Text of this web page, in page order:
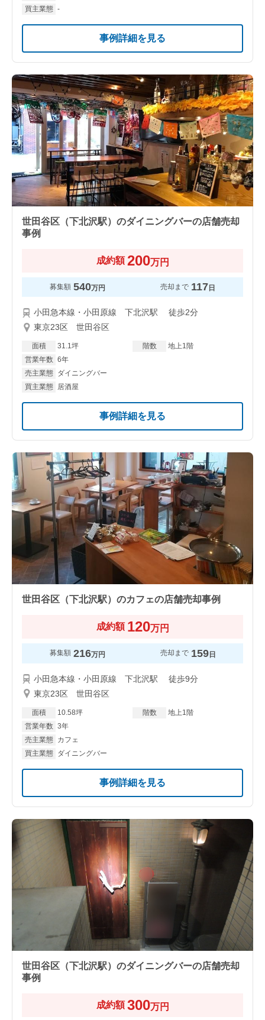
買主業態 -
事例詳細を見る
世田谷区（下北沢駅）のダイニングバーの店舗売却
事例
成約額 200万円
募集額 540万円 売却まで 117 日
小田急本線・小田原線 下北沢駅 徒歩2分
東京23区 世田谷区
面積 31.1坪 階数
地上1階
営業年数 6年
売主業態
ダイニングバー
買主業態
居酒屋
事例詳細を見る
世田谷区（下北沢駅）のカフェの店舗売却事例
成約額 120万円
募集額 216万円 売却まで 159日
小田急本線・小田原線 下北沢駅 徒歩9分
東京23区 世田谷区
面積 10.58坪 階数
地上1階
営業年数 3年
売主業態
カフェ
買主業態
ダイニングバー
事例詳細を見る
世田谷区（下北沢駅）のダイニングバーの店舗売却
事例
成約額 300万円